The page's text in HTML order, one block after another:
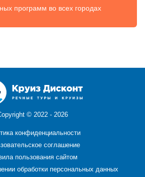
программ во всех городах
© 2022 - 2026
конфиденциальности
соглашение
пользования сайтом
обработки персональных данных